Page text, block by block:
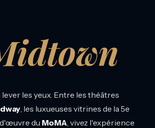
les yeux. Entre les théâtres
, les luxueuses vitrines de la 5e
du MoMA, vivez l'expérience